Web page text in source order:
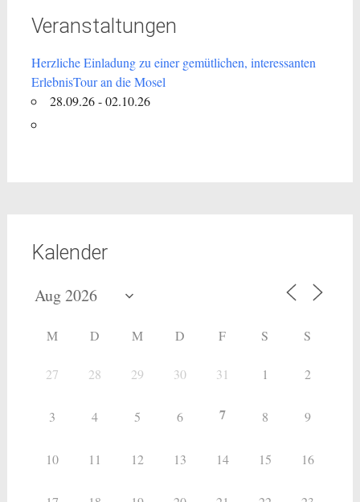
Veranstaltungen
Herzliche Einladung zu einer gemütlichen, interessanten
ErlebnisTour an die Mosel
28.09.26 - 02.10.26
Kalender
M D M D F S S
27 28 29 30 31 1 2
3 4 5 6 7 8 9
10 11 12 13 14 15 16